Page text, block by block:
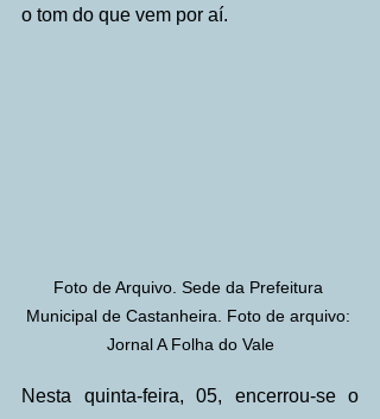
o tom do que vem por aí.
Foto de Arquivo. Sede da Prefeitura
Municipal de Castanheira. Foto de arquivo:
Jornal A Folha do Vale
Nesta quinta-feira, 05, encerrou-se o